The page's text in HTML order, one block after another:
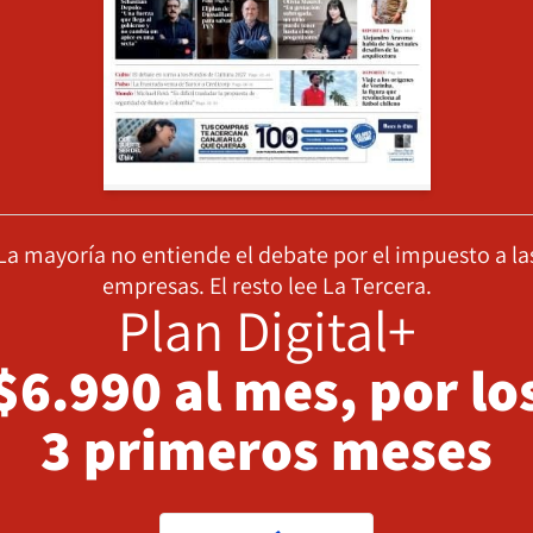
mayoría no entiende el debate por el impuesto a
empresas. El resto lee La Tercera.
Plan Digital+
al mes, por
3 primeros meses